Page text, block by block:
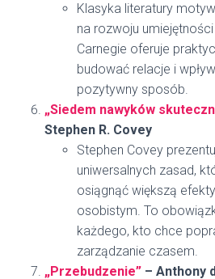
Klasyka literatury
na rozwoju
Carnegie oferuje
budować relacje i
pozytywny sposób.
„Siedem nawyków
Stephen R. Covey
Stephen Covey
uniwersalnych zasad,
osiągnąć większą
osobistym. To
każdego, kto chce
zarządzanie czasem.
„Przebudzenie” – Anthony